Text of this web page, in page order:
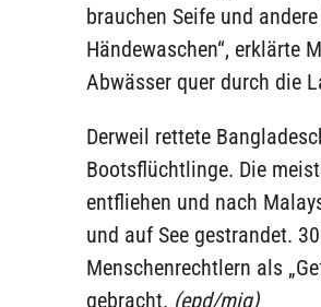
brauchen Seife und
Händewaschen“, erklärte
Abwässer quer durch die
Derweil rettete
Bootsflüchtlinge. Die
entfliehen und nach
und auf See gestrandet.
Menschenrechtlern als
gebracht. (epd/mig)